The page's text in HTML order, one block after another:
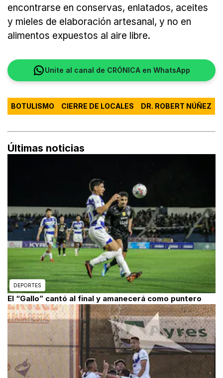
encontrarse en conservas, enlatados, aceites
y mieles de elaboración artesanal, y no en
alimentos expuestos al aire libre.
Unite al canal de CRÓNICA en WhatsApp
BOTULISMO CIERRE DE LOCALES DR. ROBERT NÚÑEZ
Últimas noticias
DEPORTES
El “Gallo” cantó al final y amanecerá como puntero